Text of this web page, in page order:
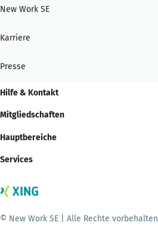
New Work SE
Karriere
Presse
Hilfe & Kontakt
Mitgliedschaften
Hauptbereiche
Services
© New Work SE | Alle Rechte vorbehalten